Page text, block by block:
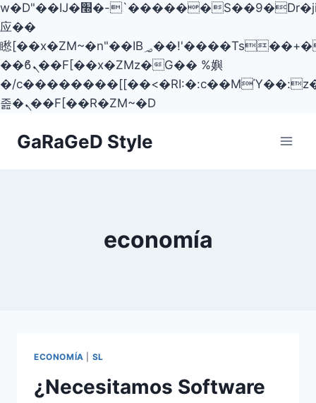
w�D"��IJ�׭�-`������S��9�Dr�ji��EJ߅��gJ�
应��
矁[��x�ZM~�n"��IB؃��!'����Тѕ��+��(m��IK�ʭ�/|
��ϐܢ��F[��x�ZMz�G�� %嬩
�/
졾�ܢ��F[��R�ZM~�D
GaRaGeD Style
economía
ECONOMÍA SL
¿Necesitamos Software